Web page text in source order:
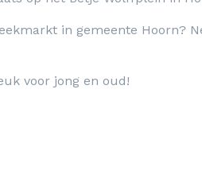
in gemeente Hoorn?
voor jong en oud!